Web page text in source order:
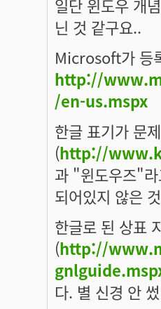
일단 윈도우 개
닌 것 같구요..
Microsoft가 등
http://
/en-us.mspx
한글 표기가 문
(http://
과 "윈도우즈"
되어있지 않은
한글로 된 상표
(http://
다. 별 신경 안